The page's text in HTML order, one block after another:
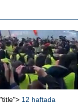
12 haftada